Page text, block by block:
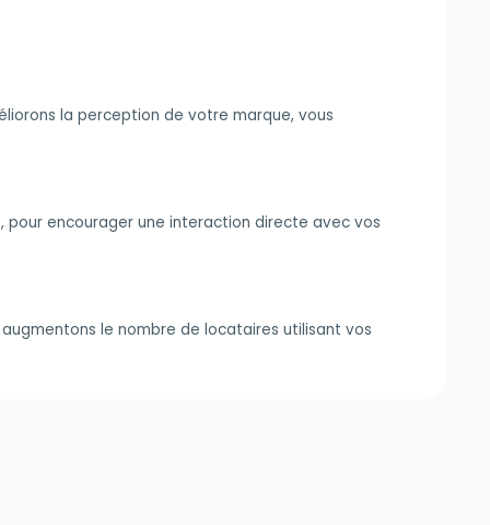
la perception de votre marque, vous
pour encourager une interaction directe avec vos
le nombre de locataires utilisant vos